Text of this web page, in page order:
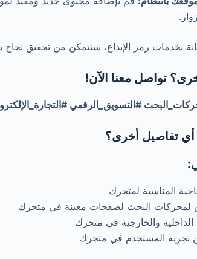
بخدمات رمز الإبداع، ستتمكن من تحقيق نجاح
تواصل معنا الآن!
#التسويق_الرقمي
تفاصيل أخرى؟
المناسبة لمتجرك
لمحركات البحث لصفحات معينة في متجرك
الداخلية والخارجية في متجرك
تجربة المستخدم في متجرك